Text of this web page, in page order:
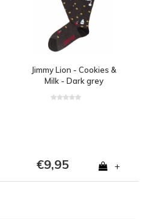
Jimmy Lion - Cookies &
Milk - Dark grey
€9,95 +